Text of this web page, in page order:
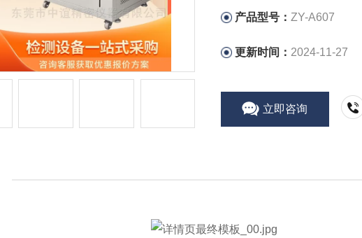
产品型号： ZY-A607
更新时间： 2024-11-27
立即咨询